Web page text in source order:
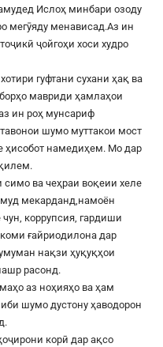
Ислоҳ минбари озоду
мегӯяду менависад.Аз ин
ҷойгоҳи хоси худро
гуфтани сухани ҳақ ва
мавриди ҳамлаҳои
ин роҳ мунсариф
шумо муттакои мост
ҳисобот намедиҳем. Мо дар
симо ва чеҳраи воқеии хеле
мекарданд,намоён
коррупсия, гардиши
ғайриодилона дар
нақзи ҳуқуқҳои
расонд.
аз ноҳияҳо ва ҳам
шумо дустону ҳаводорон
корӣ дар ақсо